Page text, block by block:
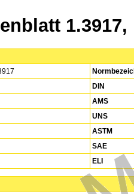
1.3917,
DIN
AMS
UNS
ASTM
SAE
ELI